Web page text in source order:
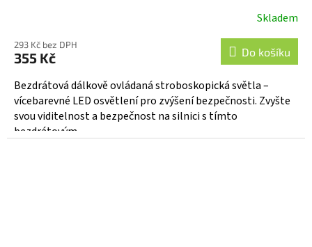
Skladem
293 Kč bez DPH
355 Kč Do košíku
Bezdrátová dálkově ovládaná stroboskopická světla –
vícebarevné LED osvětlení pro zvýšení bezpečnosti. Zvyšte
svou viditelnost a bezpečnost na silnici s tímto
bezdrátovým...